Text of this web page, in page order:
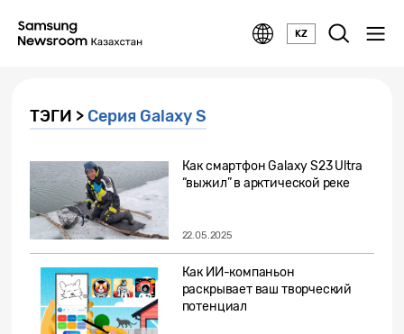
KZ
ТЭГИ > Серия Galaxy S
Как смартфон Galaxy S23 Ultra
“выжил” в арктической реке
22.05.2025
Как ИИ-компаньон
раскрывает ваш творческий
потенциал